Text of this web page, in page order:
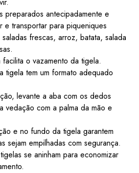
preparados antecipadamente e
e transportar para piqueniques
frescas, arroz, batata, salada
o vazamento da tigela.
tigela tem um formato adequado
levante a aba com os dedos
vedação com a palma da mão e
e no fundo da tigela garantem
sejam empilhadas com segurança.
se aninham para economizar